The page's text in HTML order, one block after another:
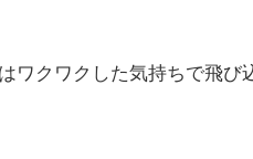
ワクワクした気持ちで飛び